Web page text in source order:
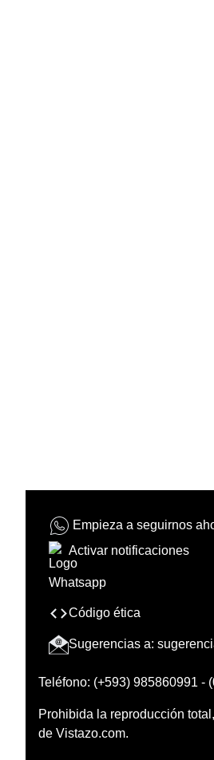
Empieza a seguirnos
Activar notificaciones
Código ética
Sugerencias a:
Teléfono: (+593) 985860991 -
Prohibida la reproducción
de Vistazo.com.